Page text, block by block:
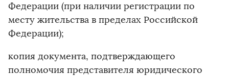
Федерации (при наличии регистрации по
месту жительства в пределах Российской
Федерации);
копия документа, подтверждающего
полномочия представителя юридического